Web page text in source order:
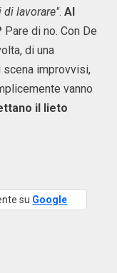
lavorare". Al
Pare di no. Con De
di una
scena improvvisi,
vanno
il lieto
su Google